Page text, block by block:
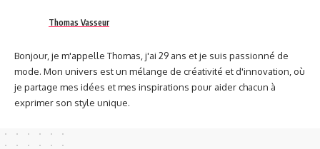
Thomas Vasseur
Bonjour, je m'appelle Thomas, j'ai 29 ans et je suis passionné de
mode. Mon univers est un mélange de créativité et d'innovation, où
je partage mes idées et mes inspirations pour aider chacun à
exprimer son style unique.